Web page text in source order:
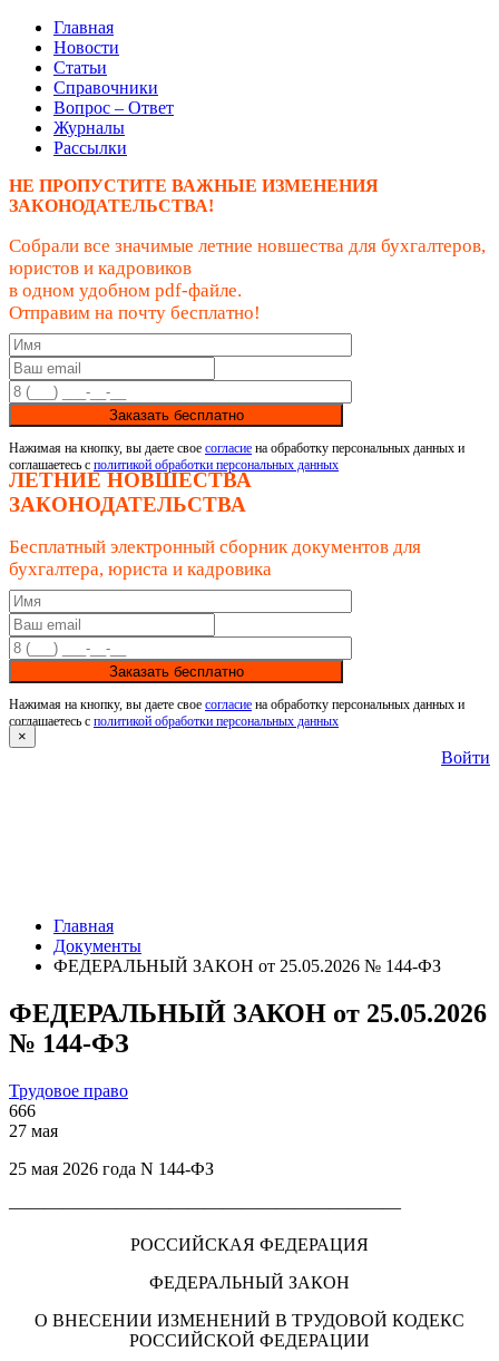
Главная
Новости
Статьи
Справочники
Вопрос – Ответ
Журналы
Рассылки
НЕ ПРОПУСТИТЕ ВАЖНЫЕ ИЗМЕНЕНИЯ
ЗАКОНОДАТЕЛЬСТВА!
Собрали все значимые летние новшества для бухгалтеров,
юристов и кадровиков
в одном удобном pdf-файле.
Отправим на почту бесплатно!
Заказать бесплатно
Нажимая на кнопку, вы даете свое согласие на обработку персональных данных и
соглашаетесь с политикой обработки персональных данных
ЛЕТНИЕ НОВШЕСТВА
ЗАКОНОДАТЕЛЬСТВА
Бесплатный электронный сборник документов для
бухгалтера, юриста и кадровика
Заказать бесплатно
Нажимая на кнопку, вы даете свое согласие на обработку персональных данных и
соглашаетесь с политикой обработки персональных данных
×
Войти
Главная
Документы
ФЕДЕРАЛЬНЫЙ ЗАКОН от 25.05.2026 № 144-ФЗ
ФЕДЕРАЛЬНЫЙ ЗАКОН от 25.05.2026
№ 144-ФЗ
Трудовое право
666
27 мая
25 мая 2026 года N 144-ФЗ
——————————————————————
РОССИЙСКАЯ ФЕДЕРАЦИЯ
ФЕДЕРАЛЬНЫЙ ЗАКОН
О ВНЕСЕНИИ ИЗМЕНЕНИЙ В ТРУДОВОЙ КОДЕКС
РОССИЙСКОЙ ФЕДЕРАЦИИ